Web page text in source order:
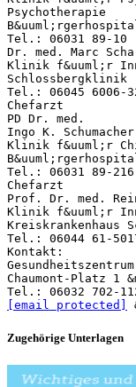
[email protected]
Zugehörige Unterlagen